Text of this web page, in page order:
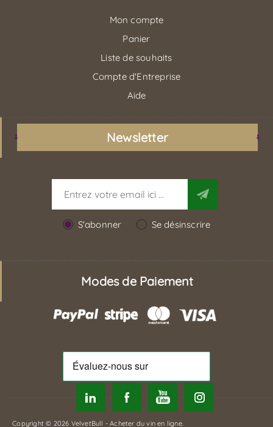
Mon compte
Panier
Liste de souhaits
Compte d'Entreprise
Aide
Newsletter
S'abonner Se désinscrire
Modes de Paiement
Copyright © 2026 VelvetBull - Acheter du vin en ligne.